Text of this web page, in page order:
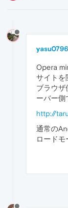
yasu0796
Opera
サイトを
ブラウザ
ーバー側
http://
通常の
ロードモ